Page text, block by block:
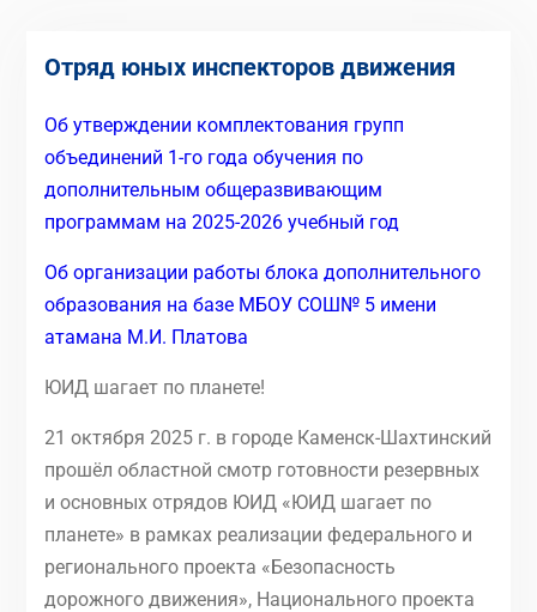
Отряд юных инспекторов движения
Об утверждении комплектования групп
объединений 1-го года обучения по
дополнительным общеразвивающим
программам на 2025-2026 учебный год
Об организации работы блока дополнительного
образования на базе МБОУ СОШ№ 5 имени
атамана М.И. Платова
ЮИД шагает по планете!
21 октября 2025 г. в городе Каменск-Шахтинский
прошёл областной смотр готовности резервных
и основных отрядов ЮИД «ЮИД шагает по
планете» в рамках реализации федерального и
регионального проекта «Безопасность
дорожного движения», Национального проекта